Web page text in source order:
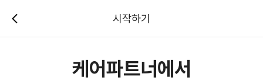
시작하기
케어파트너에서